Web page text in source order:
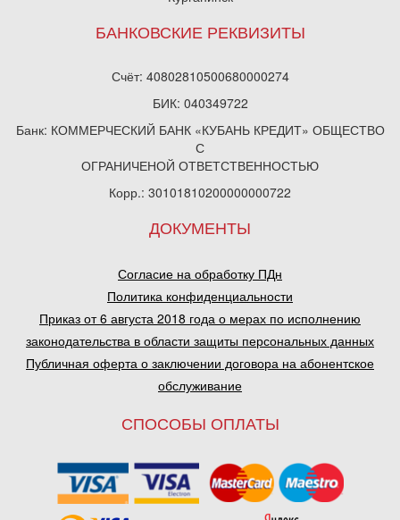
БАНКОВСКИЕ РЕКВИЗИТЫ
Счёт: 40802810500680000274
БИК: 040349722
Банк: КОММЕРЧЕСКИЙ БАНК «КУБАНЬ КРЕДИТ» ОБЩЕСТВО
С
ОГРАНИЧЕНОЙ ОТВЕТСТВЕННОСТЬЮ
Корр.: 30101810200000000722
ДОКУМЕНТЫ
Согласие на обработку ПДн
Политика конфиденциальности
Приказ от 6 августа 2018 года о мерах по исполнению
законодательства в области защиты персональных данных
Публичная оферта о заключении договора на абонентское
обслуживание
СПОСОБЫ ОПЛАТЫ